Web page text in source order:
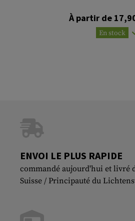
À partir de
En stock
ENVOI LE PLUS RAPIDE
commandé aujourd'hui et livré
Suisse / Principauté du